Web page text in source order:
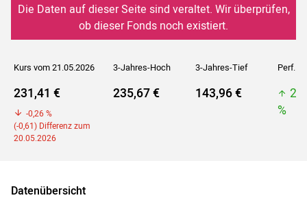
Die Daten auf dieser Seite sind veraltet. Wir überprüfen,
ob dieser Fonds noch existiert.
Kurs vom 21.05.2026 3-Jahres-Hoch 3-Jahres-Tief Perf. 5J
231,41 €
-0,26 %
(-0,61) Differenz zum
20.05.2026
235,67 € 143,96 €
%
Datenübersicht